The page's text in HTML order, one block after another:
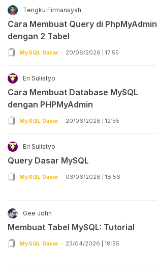
Tengku Firmansyah
Cara Membuat Query di PhpMyAdmin
dengan 2 Tabel
MySQL Dasar 20/06/2026 | 17:55
Eri Sulistyo
Cara Membuat Database MySQL
dengan PHPMyAdmin
MySQL Dasar 20/06/2026 | 12:55
Eri Sulistyo
Query Dasar MySQL
MySQL Dasar 03/06/2026 | 18:56
Gee John
Membuat Tabel MySQL: Tutorial
MySQL Dasar 23/04/2026 | 18:55